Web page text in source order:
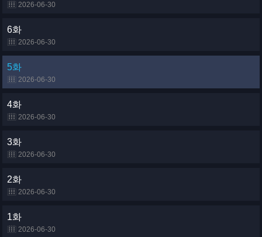
2026-06-30
6화
2026-06-30
5화
2026-06-30
4화
2026-06-30
3화
2026-06-30
2화
2026-06-30
1화
2026-06-30